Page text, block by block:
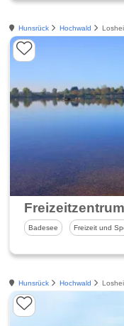
Hunsrück Hochwald
Badesee Freizeit und
Hunsrück Hochwald